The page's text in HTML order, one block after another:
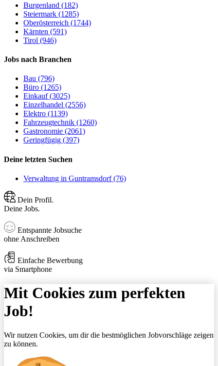
Burgenland (182)
Steiermark (1285)
Oberösterreich (1744)
Kärnten (591)
Tirol (946)
Jobs nach Branchen
Bau (796)
Büro (1265)
Einkauf (3025)
Einzelhandel (2556)
Elektro (1139)
Fahrzeugtechnik (1260)
Gastronomie (2061)
Geringfügig (397)
Deine letzten Suchen
Verwaltung in Guntramsdorf (76)
Dein Profil.
Deine Jobs.
Entspannte Jobsuche
ohne Anschreiben
Einfache Bewerbung
via Smartphone
Mit Cookies zum perfekten
Job!
Wir nutzen Cookies, um dir die bestmöglichen Jobvorschläge zeigen
zu können.